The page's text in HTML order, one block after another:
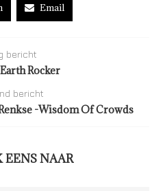
Email
bericht
Rocker
bericht
-Wisdom Of Crowds
EENS NAAR